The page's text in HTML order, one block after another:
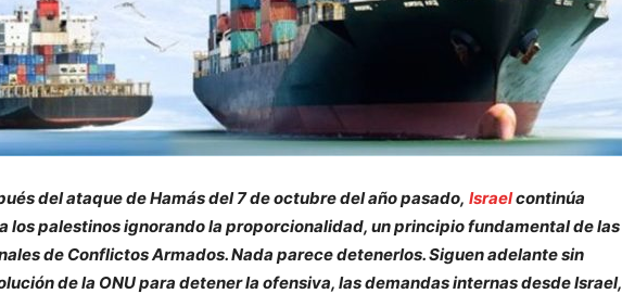
del ataque de Hamás del 7 de octubre del año pasado, Israelcontinúa
los palestinos ignorando la proporcionalidad, un principio fundamental de las
de Conflictos Armados. Nada parece detenerlos. Siguen adelante sin
de la ONU para detener la ofensiva, las demandas internas desde Israel,